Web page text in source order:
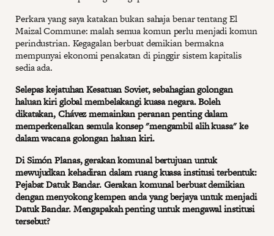
Perkara yang saya katakan bukan sahaja benar tentang El
Maizal Commune: malah semua komun perlu menjadi komun
perindustrian. Kegagalan berbuat demikian bermakna
mempunyai ekonomi penakatan di pinggir sistem kapitalis
sedia ada.
Selepas kejatuhan Kesatuan Soviet, sebahagian golongan
haluan kiri global membelakangi kuasa negara. Boleh
dikatakan, Chávez memainkan peranan penting dalam
memperkenalkan semula konsep "mengambil alih kuasa" ke
dalam wacana golongan haluan kiri.
Di Simón Planas, gerakan komunal bertujuan untuk
mewujudkan kehadiran dalam ruang kuasa institusi terbentuk:
Pejabat Datuk Bandar. Gerakan komunal berbuat demikian
dengan menyokong kempen anda yang berjaya untuk menjadi
Datuk Bandar. Mengapakah penting untuk mengawal institusi
tersebut?